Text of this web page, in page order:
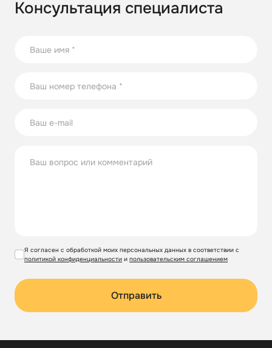
Консультация специалиста
Я согласен с обработкой моих персональных данных в соответствии с
политикой конфиденциальности и пользовательским соглашением
Отправить